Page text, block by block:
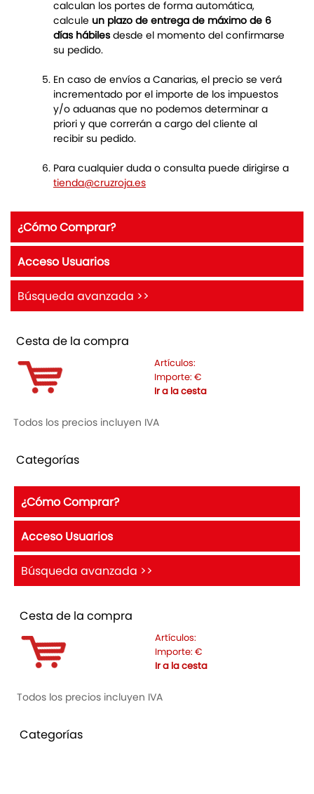
calculan los portes de forma automática,
calcule un plazo de entrega de máximo de 6
días hábilesdesde el momento del confirmarse
su pedido.
En caso de envíos a Canarias, el precio se verá
incrementado por el importe de los impuestos
y/o aduanas que no podemos determinar a
priori y que correrán a cargo del cliente al
recibir su pedido.
Para cualquier duda o consulta puede dirigirse a
tienda@cruzroja.es
¿Cómo Comprar?
Acceso Usuarios
Búsqueda avanzada >>
Cesta de la compra
Artículos:
Importe: €
Ir a la cesta
Todos los precios incluyen IVA
Categorías
¿Cómo Comprar?
Acceso Usuarios
Búsqueda avanzada >>
Cesta de la compra
Artículos:
Importe: €
Ir a la cesta
Todos los precios incluyen IVA
Categorías